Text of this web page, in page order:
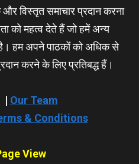
और विस्तृत समाचार प्रदान करना
को महत्व देते हैं जो हमें अन्य
हम अपने पाठकों को अधिक से
करने के लिए प्रतिबद्ध हैं।
| Our Team
& Conditions
View